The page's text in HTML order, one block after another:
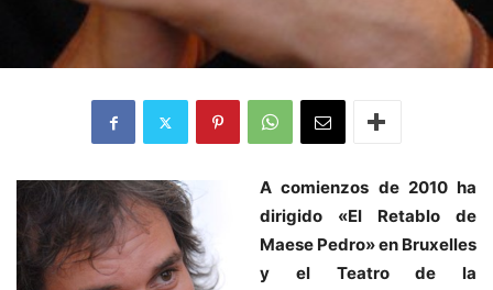
A comienzos de 2010 ha
dirigido «El Retablo de
Maese Pedro» en Bruxelles
y el Teatro de la